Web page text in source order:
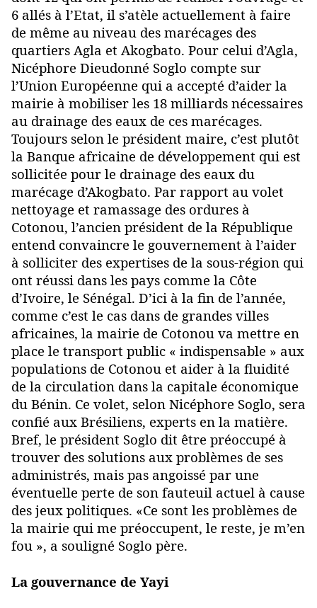
6 allés à l’Etat, il s’atèle actuellement à faire
de même au niveau des marécages des
quartiers Agla et Akogbato. Pour celui d’Agla,
Nicéphore Dieudonné Soglo compte sur
l’Union Européenne qui a accepté d’aider la
mairie à mobiliser les 18 milliards nécessaires
au drainage des eaux de ces marécages.
Toujours selon le président maire, c’est plutôt
la Banque africaine de développement qui est
sollicitée pour le drainage des eaux du
marécage d’Akogbato. Par rapport au volet
nettoyage et ramassage des ordures à
Cotonou, l’ancien président de la République
entend convaincre le gouvernement à l’aider
à solliciter des expertises de la sous-région qui
ont réussi dans les pays comme la Côte
d’Ivoire, le Sénégal. D’ici à la fin de l’année,
comme c’est le cas dans de grandes villes
africaines, la mairie de Cotonou va mettre en
place le transport public « indispensable » aux
populations de Cotonou et aider à la fluidité
de la circulation dans la capitale économique
du Bénin. Ce volet, selon Nicéphore Soglo, sera
confié aux Brésiliens, experts en la matière.
Bref, le président Soglo dit être préoccupé à
trouver des solutions aux problèmes de ses
administrés, mais pas angoissé par une
éventuelle perte de son fauteuil actuel à cause
des jeux politiques. «Ce sont les problèmes de
la mairie qui me préoccupent, le reste, je m’en
fou », a souligné Soglo père.
La gouvernance de Yayi